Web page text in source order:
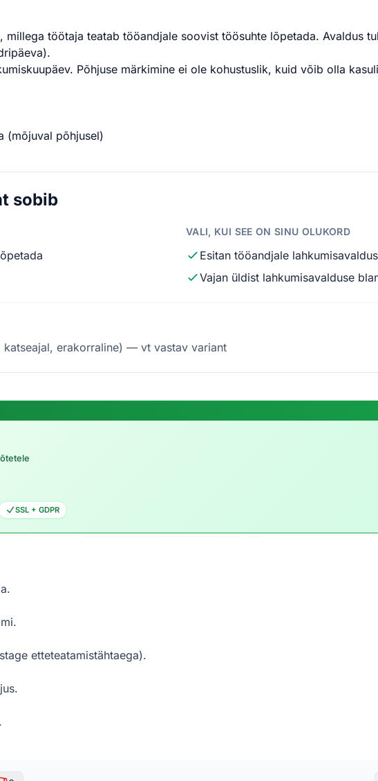
millega töötaja teatab tööandjale soovist töösuhte lõpetada. Avaldus
Põhjuse märkimine ei ole kohustuslik, kuid võib olla
(mõjuval põhjusel)
sobib
VALI, KUI SEE ON SINU OLUKORD
Esitan tööandjale
Vajan üldist lahkumisavalduse
katseajal, erakorraline) — vt vastav variant
SSL + GDPR
etteteatamistähtaega).